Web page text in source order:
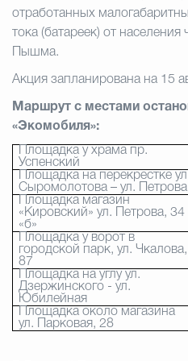
отработанных
тока (батареек) от населения
Пышма.
Акция запланирована на 15
Маршрут с местами
«Экомобиля»:
Площадка у храма пр.
Успенский
Площадка на перекрестке
Сыромолотова – ул. Петрова
Площадка магазин
«Кировский» ул. Петрова, 34
«б»
Площадка у ворот в
городской парк, ул. Чкалова,
87
Площадка на углу ул.
Дзержинского - ул.
Юбилейная
Площадка около магазина
ул. Парковая, 28